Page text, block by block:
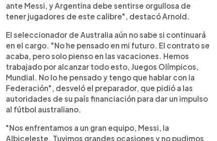
ante Messi, y Argentina debe sentirse orgullosa de
tener jugadores de este calibre", destacó Arnold.
El seleccionador de Australia aún no sabe si continuará
en el cargo. "No he pensado en mi futuro. El contrato se
acaba, pero solo pienso en las vacaciones. Hemos
trabajado por alcanzar todo esto, Juegos Olímpicos,
Mundial. No lo he pensado y tengo que hablar con la
Federación", desveló el preparador, que pidió a las
autoridades de su país financiación para dar un impulso
al fútbol australiano.
"Nos enfrentamos a un gran equipo, Messi, la
Albiceleste. Tuvimos grandes ocasiones y no pudimos